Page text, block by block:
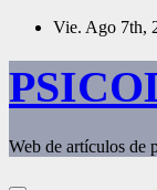
Saltar
contenido
Vie. Ago 7th,
Web de artículos de